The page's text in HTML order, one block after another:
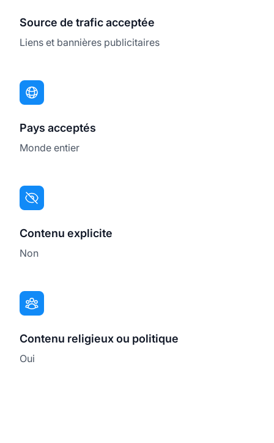
Source de trafic acceptée
Liens et bannières publicitaires
Pays acceptés
Monde entier
Contenu explicite
Non
Contenu religieux ou politique
Oui